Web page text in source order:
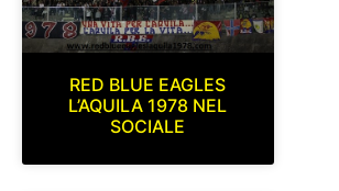
RED BLUE EAGLES
L’AQUILA 1978 NEL
SOCIALE